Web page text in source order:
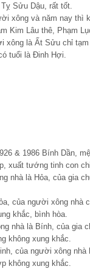
Sửu Dậu, rất tốt.
xông và năm nay thì
Kim Lâu thê, Phạm
xông là Ất Sửu chỉ
tuổi là Đinh Hợi.
& 1986 Bính Dần,
xuất tướng tinh con
nhà là Hỏa, của gia
của người xông nhà
khắc, bình hòa.
nhà là Bính, của gia
không xung khắc.
của người xông nhà
không xung khắc.